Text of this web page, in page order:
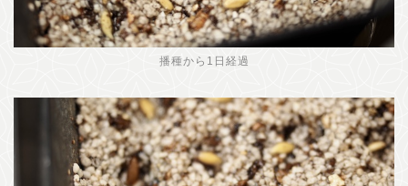
播種から1日経過